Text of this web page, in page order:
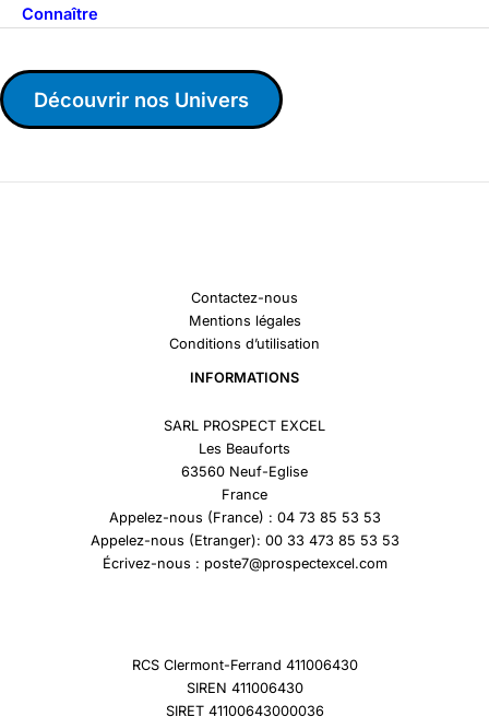
Connaître
Découvrir nos Univers
Contactez-nous
Mentions légales
Conditions d’utilisation
INFORMATIONS
SARL PROSPECT EXCEL
Les Beauforts
63560 Neuf-Eglise
France
Appelez-nous (France) : 04 73 85 53 53
Appelez-nous (Etranger): 00 33 473 85 53 53
Écrivez-nous : poste7@prospectexcel.com
RCS Clermont-Ferrand 411006430
SIREN 411006430
SIRET 41100643000036